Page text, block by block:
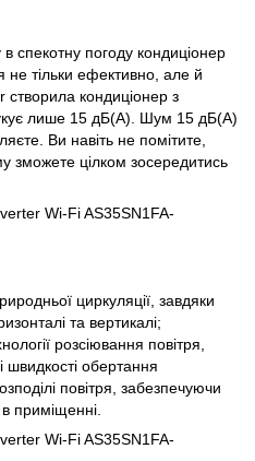
спекотну погоду кондиціонер
не тільки ефективно, але й
створила кондиціонер з
лише 15 дБ(A). Шум 15 дБ(A)
Ви навіть не помітите,
зможете цілком зосередитись
циркуляції, завдяки
та вертикалі;
розсіювання повітря,
швидкості обертання
повітря, забезпечуючи
приміщенні.